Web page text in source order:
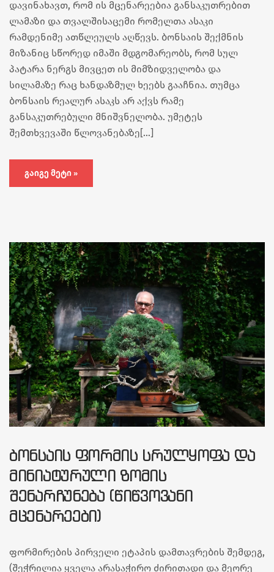
დავინახავთ, რომ ის მცენარეებია განსაკუთრებით
ლამაზი და თვალშისაცემი რომელთა ასაკი
რამდენიმე ათწლეულს აღწევს. ბონსაის შექმნის
მიზანიც სწორედ იმაში მდგომარეობს, რომ სულ
პატარა ნერგს მივცეთ ის მიმზიდველობა და
სილამაზე რაც ხანდაზმულ ხეებს გააჩნია. თუმცა
ბონსაის რეალურ ასაკს არ აქვს რამე
განსაკუთრებული მნიშვნელობა. უმეტეს
შემთხვევაში წლოვანებაზე[…]
ᲒᲐᲘᲒᲔ ᲛᲔᲢᲘ »
ᲑᲝᲜᲡᲐᲘᲡ ᲤᲝᲠᲛᲘᲡ ᲡᲠᲣᲚᲧᲝᲤᲐ ᲓᲐ
ᲛᲘᲜᲘᲐᲢᲣᲠᲣᲚᲘ ᲖᲝᲛᲘᲡ
ᲨᲔᲜᲐᲠᲩᲣᲜᲔᲑᲐ (ᲬᲘᲬᲕᲝᲕᲐᲜᲘ
ᲛᲪᲔᲜᲐᲠᲔᲔᲑᲘ)
ფორმირების პირველი ეტაპის დამთავრების შემდეგ,
(შეჭრილია ყველა არასაჭირო ძირითადი და მეორე